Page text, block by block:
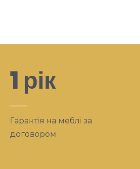
1 рік
Гарантія на меблі за
договором